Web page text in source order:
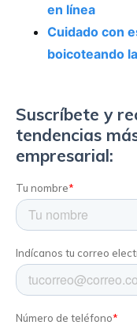
en línea
Cuidado con
boicoteando